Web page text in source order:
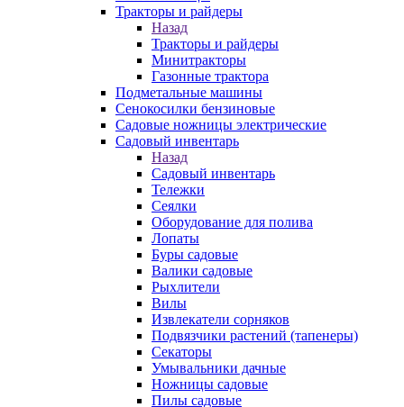
Тракторы и райдеры
Назад
Тракторы и райдеры
Минитракторы
Газонные трактора
Подметальные машины
Сенокосилки бензиновые
Садовые ножницы электрические
Садовый инвентарь
Назад
Садовый инвентарь
Тележки
Сеялки
Оборудование для полива
Лопаты
Буры садовые
Валики садовые
Рыхлители
Вилы
Извлекатели сорняков
Подвязчики растений (тапенеры)
Секаторы
Умывальники дачные
Ножницы садовые
Пилы садовые